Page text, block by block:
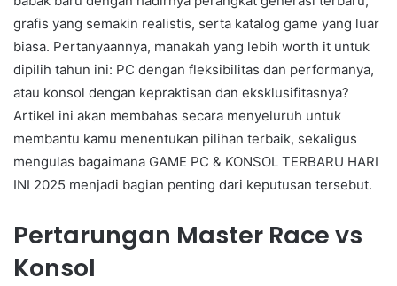
grafis yang semakin realistis, serta katalog game yang luar
biasa. Pertanyaannya, manakah yang lebih worth it untuk
dipilih tahun ini: PC dengan fleksibilitas dan performanya,
atau konsol dengan kepraktisan dan eksklusifitasnya?
Artikel ini akan membahas secara menyeluruh untuk
membantu kamu menentukan pilihan terbaik, sekaligus
mengulas bagaimana GAME PC & KONSOL TERBARU HARI
INI 2025 menjadi bagian penting dari keputusan tersebut.
Pertarungan Master Race vs
Konsol